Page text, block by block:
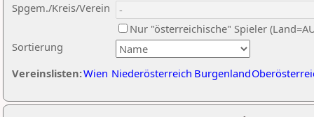
Sortierung
Spgem./Kreis/Verein
Nur "österreichische" Spieler
Vereinslisten:Wien Niederösterreich Burgenland